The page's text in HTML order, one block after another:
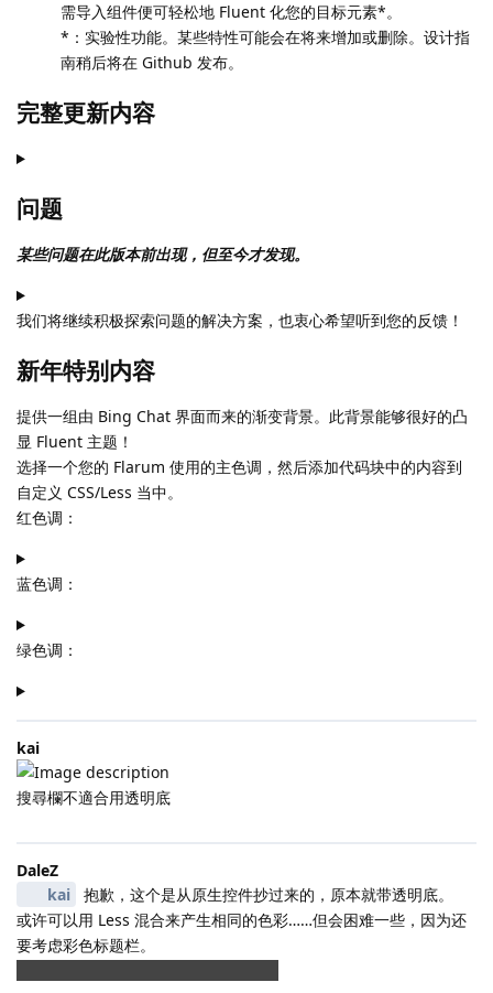
需导入组件便可轻松地 Fluent 化您的目标元素*。
*：实验性功能。某些特性可能会在将来增加或删除。设计指
南稍后将在 Github 发布。
完整更新内容
问题
某些问题在此版本前出现，但至今才发现。
我们将继续积极探索问题的解决方案，也衷心希望听到您的反馈！
新年特别内容
提供一组由 Bing Chat 界面而来的渐变背景。此背景能够很好的凸
显 Fluent 主题！
选择一个您的 Flarum 使用的主色调，然后添加代码块中的内容到
自定义 CSS/Less 当中。
红色调：
蓝色调：
绿色调：
kai
搜尋欄不適合用透明底
DaleZ
kai
抱歉，这个是从原生控件抄过来的，原本就带透明底。
或许可以用 Less 混合来产生相同的色彩……但会困难一些，因为还
要考虑彩色标题栏。